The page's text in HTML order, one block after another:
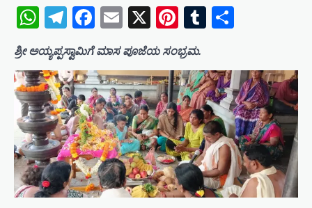
WhatsApp
Telegram
Facebook
Email
X Pinterest
Tumblr
ಶ್ರೀ ಅಯ್ಯಪ್ಪಸ್ವಾಮಿಗೆ ಮಾಸ ಪೂಜೆಯ ಸಂಭ್ರಮ.